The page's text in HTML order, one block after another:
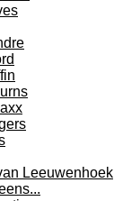
Leeuwenhoek